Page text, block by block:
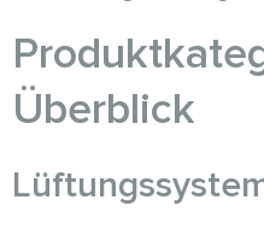
Überblick